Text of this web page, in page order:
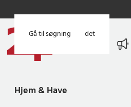
Gå til hovedindholdet
Gå til søgning
Hjem & Have